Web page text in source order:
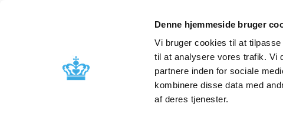
Denne hjemmeside bruger
Vi bruger cookies til at
til at analysere vores trafik. Vi
partnere inden for sociale
kombinere disse data med
af deres tjenester.
Godkendelse og
Bivirkninger og